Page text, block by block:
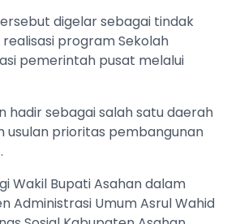
digelar sebagai tindak
program Sekolah
pemerintah pusat melalui
hadir sebagai salah satu daerah
usulan prioritas pembangunan
Wakil Bupati Asahan dalam
Administrasi Umum Asrul Wahid